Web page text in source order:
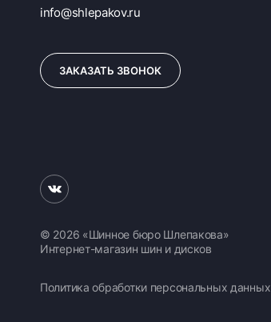
info@shlepakov.ru
ЗАКАЗАТЬ ЗВОНОК
© 2026 «Шинное бюро Шлепакова»
Интернет-магазин шин и дисков
Политика обработки персональных данных